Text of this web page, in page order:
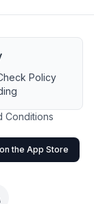
Policy
Conditions
the App Store